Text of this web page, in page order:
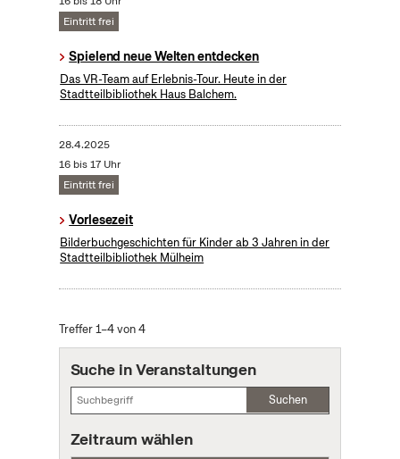
Eintritt frei
Spielend neue Welten entdecken
Das VR-Team auf Erlebnis-Tour. Heute in der
Stadtteilbibliothek Haus Balchem.
28.4.2025
16 bis 17 Uhr
Eintritt frei
Vorlesezeit
Bilderbuchgeschichten für Kinder ab 3 Jahren in der
Stadtteilbibliothek Mülheim
Treffer 1–4 von 4
Suche in Veranstaltungen
Suchen
Zeitraum wählen